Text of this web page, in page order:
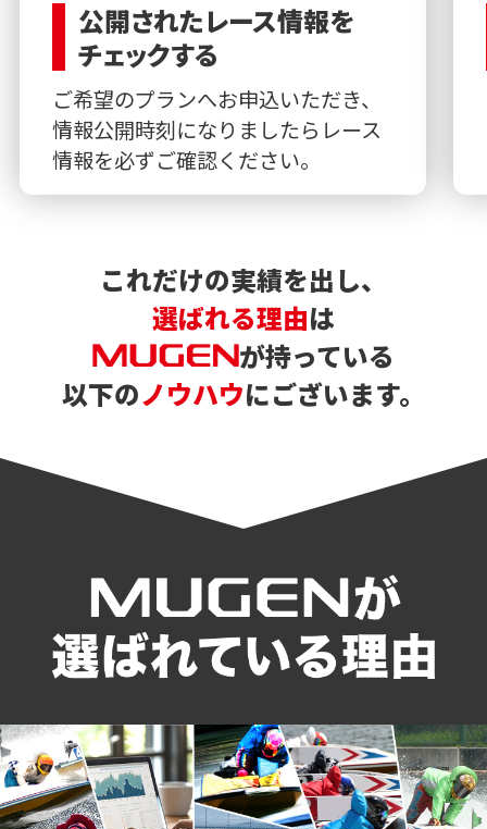
公開されたレース情報を
チェックする
ご希望のプランへお申込いただき、
情報公開時刻になりましたらレース
情報を必ずご確認ください。
これだけの実績を出し、
選ばれる理由は
が持っている
以下のノウハウにございます。